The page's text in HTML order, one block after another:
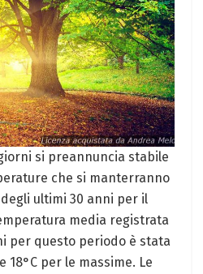
si preannuncia stabile
che si manterranno
ultimi 30 anni per il
media registrata
per questo periodo è stata
18°C per le massime. Le